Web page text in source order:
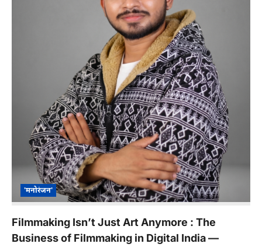
'मनोरंजन'
Filmmaking Isn’t Just Art Anymore : The
Business of Filmmaking in Digital India —